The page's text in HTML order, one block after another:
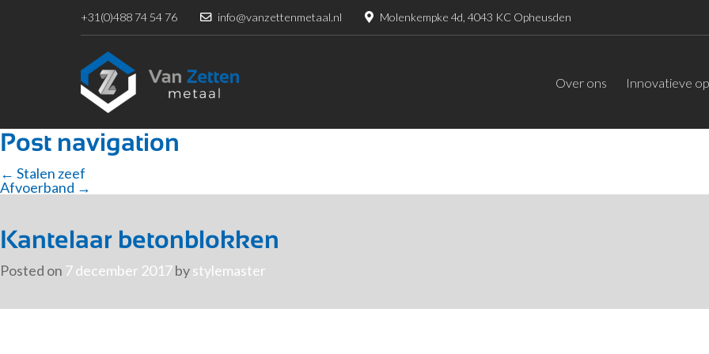
+31(0)488 74 54 76 info@vanzettenmetaal.nl Molenkempke 4d, 4043 KC Opheusden
Over ons Innovatieve
Post navigation
← Stalen zeef
Afvoerband →
Kantelaar betonblokken
Posted on 7 december 2017bystylemaster